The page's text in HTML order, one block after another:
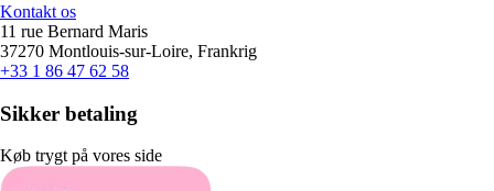
Kontakt os
11 rue Bernard Maris
37270 Montlouis-sur-Loire, Frankrig
+33 1 86 47 62 58
Sikker betaling
Køb trygt på vores side